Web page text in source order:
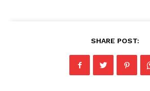
SHARE POST: